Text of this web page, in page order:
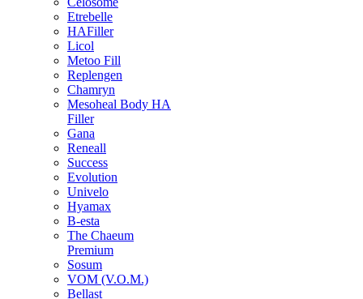
Etrebelle
HAFiller
Licol
Metoo Fill
Replengen
Chamryn
Mesoheal Body HA
Filler
Gana
Reneall
Success
Evolution
Univelo
Hyamax
B-esta
The Chaeum
Premium
Sosum
VOM (V.O.M.)
Bellast